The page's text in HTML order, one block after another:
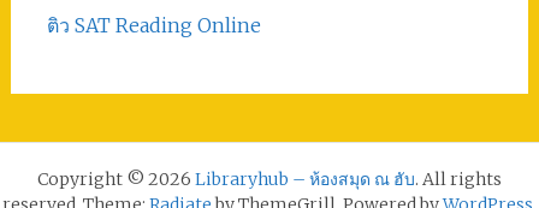
ติว SAT Reading Online
Copyright © 2026 Libraryhub – ห้องสมุด ณ ฮับ. All rights